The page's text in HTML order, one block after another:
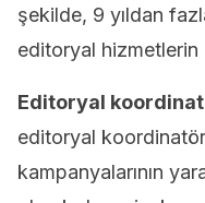
şekilde, 9 yıldan
editoryal hizmetlerin
Editoryal
editoryal
kampanyalarının